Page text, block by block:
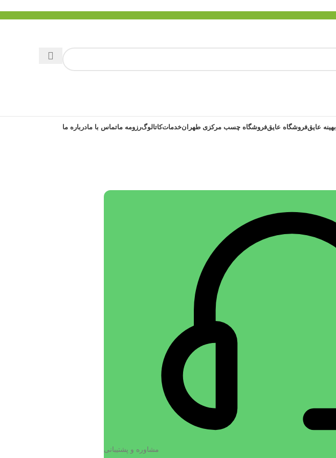
بهینه عایقفروشگاه عایقفروشگاه چسب مرکزی طهرانخدماتکاتالوگرزومه ماتماس با مادرباره ما
مشاوره و پشتیبانی